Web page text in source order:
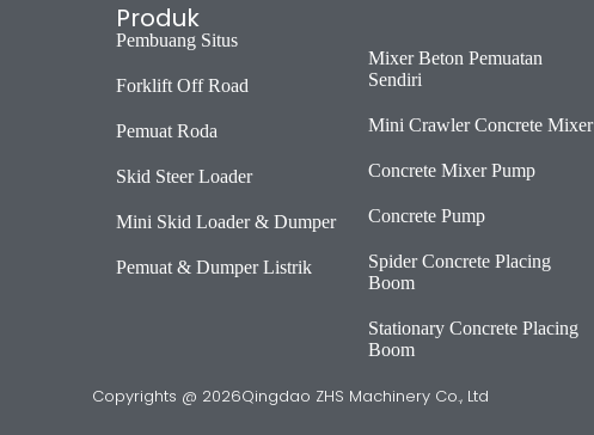
Produk
Pembuang Situs
Forklift Off Road
Pemuat Roda
Skid Steer Loader
Mini Skid Loader & Dumper
Pemuat & Dumper Listrik
Mixer Beton Pemuatan
Sendiri
Mini Crawler Concrete Mixer
Concrete Mixer Pump
Concrete Pump
Spider Concrete Placing
Boom
Stationary Concrete Placing
Boom
Copyrights @ 2026Qingdao ZHS Machinery Co., Ltd